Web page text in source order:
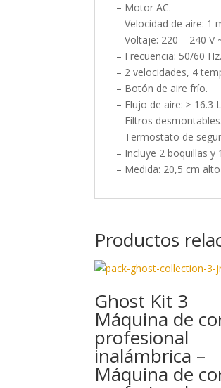
– Motor AC.
– Velocidad de aire: 1
– Voltaje: 220 – 240 V
– Frecuencia: 50/60 Hz.
– 2 velocidades, 4
– Botón de aire frío.
– Flujo de aire: ≥ 16.3
– Filtros desmontables.
– Termostato de
– Incluye 2 boquillas y
– Medida: 20,5 cm
Productos
Ghost Kit 3
Máquina de
profesional
inalámbrica –
Máquina de